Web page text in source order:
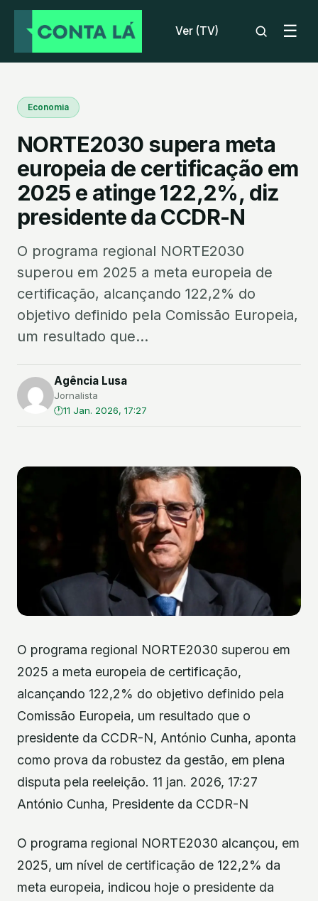
Ver (TV) ☰
Economia
NORTE2030 supera meta
europeia de certificação em
2025 e atinge 122,2%, diz
presidente da CCDR-N
O programa regional NORTE2030
superou em 2025 a meta europeia de
certificação, alcançando 122,2% do
objetivo definido pela Comissão Europeia,
um resultado que...
Agência Lusa
Jornalista
11 Jan. 2026, 17:27
O programa regional NORTE2030 superou em
2025 a meta europeia de certificação,
alcançando 122,2% do objetivo definido pela
Comissão Europeia, um resultado que o
presidente da CCDR-N, António Cunha, aponta
como prova da robustez da gestão, em plena
disputa pela reeleição. 11 jan. 2026, 17:27
António Cunha, Presidente da CCDR-N
O programa regional NORTE2030 alcançou, em
2025, um nível de certificação de 122,2% da
meta europeia, indicou hoje o presidente da